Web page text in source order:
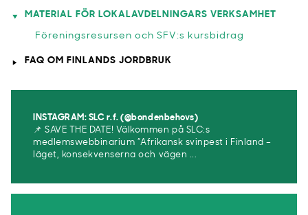
MATERIAL FÖR LOKALAVDELNINGARS VERKSAMHET
Föreningsresursen och SFV:s kursbidrag
FAQ OM FINLANDS JORDBRUK
INSTAGRAM: SLC r.f. (@bondenbehovs)
📌 SAVE THE DATE! Välkommen på SLC:s
medlemswebbinarium ”Afrikansk svinpest i Finland –
läget, konsekvenserna och vägen ...